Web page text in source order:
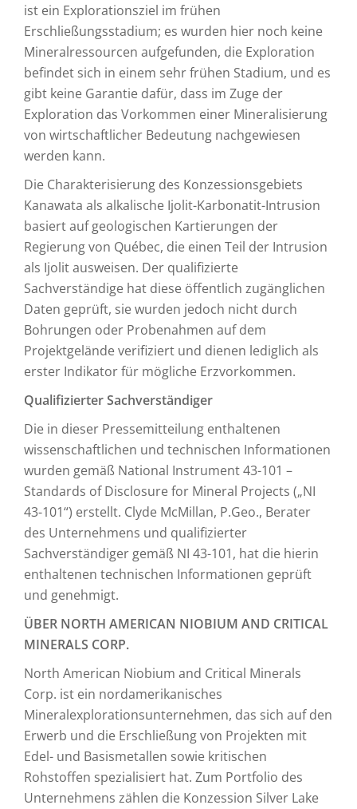
ist ein Explorationsziel im frühen
Erschließungsstadium; es wurden hier noch keine
Mineralressourcen aufgefunden, die Exploration
befindet sich in einem sehr frühen Stadium, und es
gibt keine Garantie dafür, dass im Zuge der
Exploration das Vorkommen einer Mineralisierung
von wirtschaftlicher Bedeutung nachgewiesen
werden kann.
Die Charakterisierung des Konzessionsgebiets
Kanawata als alkalische Ijolit-Karbonatit-Intrusion
basiert auf geologischen Kartierungen der
Regierung von Québec, die einen Teil der Intrusion
als Ijolit ausweisen. Der qualifizierte
Sachverständige hat diese öffentlich zugänglichen
Daten geprüft, sie wurden jedoch nicht durch
Bohrungen oder Probenahmen auf dem
Projektgelände verifiziert und dienen lediglich als
erster Indikator für mögliche Erzvorkommen.
Qualifizierter Sachverständiger
Die in dieser Pressemitteilung enthaltenen
wissenschaftlichen und technischen Informationen
wurden gemäß National Instrument 43-101 –
Standards of Disclosure for Mineral Projects („NI
43-101“) erstellt. Clyde McMillan, P.Geo., Berater
des Unternehmens und qualifizierter
Sachverständiger gemäß NI 43-101, hat die hierin
enthaltenen technischen Informationen geprüft
und genehmigt.
ÜBER NORTH AMERICAN NIOBIUM AND CRITICAL
MINERALS CORP.
North American Niobium and Critical Minerals
Corp. ist ein nordamerikanisches
Mineralexplorationsunternehmen, das sich auf den
Erwerb und die Erschließung von Projekten mit
Edel- und Basismetallen sowie kritischen
Rohstoffen spezialisiert hat. Zum Portfolio des
Unternehmens zählen die Konzession Silver Lake